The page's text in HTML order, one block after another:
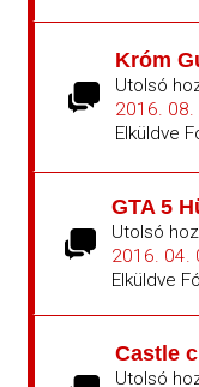
Króm
Utolsó
2016. 08.
Elküldve
GTA 5
Utolsó
2016. 04.
Elküldve
Castle
Utolsó